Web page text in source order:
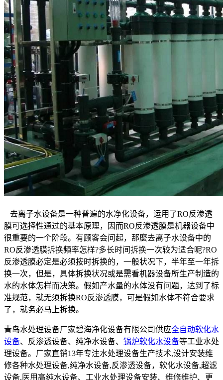
去离子水设备是一种普遍的水净化设备，运用了RO反渗透
膜可选择性通过的基本原理，因而RO反渗透膜是机器设备中
很重要的一个阶段。有顾客会问起，那麼去离子水设备中的
RO反渗透膜拆换頻率怎样?多长时间拆换一次较为适合呢?RO
反渗透膜必定是必须按时拆换的，一般状况下，半年至一年拆
换一次，但是，具体拆换状况或是需看机器设备所生产制造的
水的水体怎样而决策。假如产水量的水体没有问题，达到了标
准规范，就无须拆换RO反渗透膜，可是假如水体不符合要求
了，就务必马上拆换。
青岛水处理设备厂家碧海净化设备有限公司供应全自动软化水
设备、反渗透设备、纯净水设备、 锅炉软化水设备等工业水处
理设备。厂家直销13年专注水处理设备生产技术,设计安装维
修各种水处理设备,纯净水设备,反渗透设备，软化水设备,超滤
设备,医用高纯水设备、工业水处理设备安装、维修维护、更